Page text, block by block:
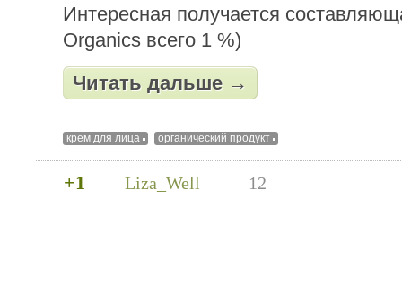
Интересная получается
Organics всего 1 %)
Читать дальше →
крем для лица органический продукт
+1 Liza_Well 12